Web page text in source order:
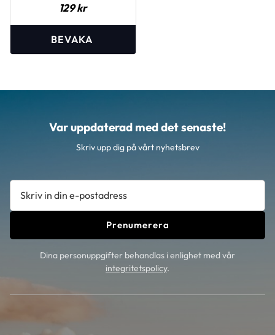
129kr
Var uppdaterad med det senaste!
Skriv upp dig på vårt nyhetsbrev
Prenumerera
Dina personuppgifter behandlas i enlighet med vår
integritetspolicy.